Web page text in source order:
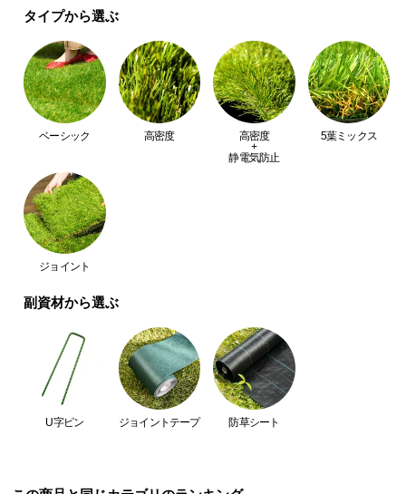
つ
て
開
サ
ー
ビ
ス
に
い
入
タイプから選ぶ
ベーシック 高密度
高密度
+
静電気防止
5葉ミックス
ジョイント
副資材から選ぶ
U字ピン ジョイントテープ 防草シート